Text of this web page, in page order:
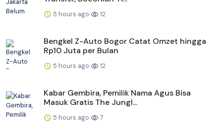
5 hours ago 12
Bengkel Z-Auto Bogor Catat Omzet hingga
Rp10 Juta per Bulan
5 hours ago 12
Kabar Gembira, Pemilik Nama Agus Bisa
Masuk Gratis The Jungl...
5 hours ago 7